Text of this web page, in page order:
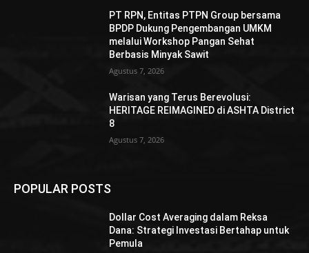
PT RPN, Entitas PTPN Group bersama
BPDP Dukung Pengembangan UMKM
melalui Workshop Pangan Sehat
Berbasis Minyak Sawit
Agustus 7, 2026
Warisan yang Terus Berevolusi:
HERITAGE REIMAGINED di ASHTA District
8
Agustus 7, 2026
POPULAR POSTS
Dollar Cost Averaging dalam Reksa
Dana: Strategi Investasi Bertahap untuk
Pemula